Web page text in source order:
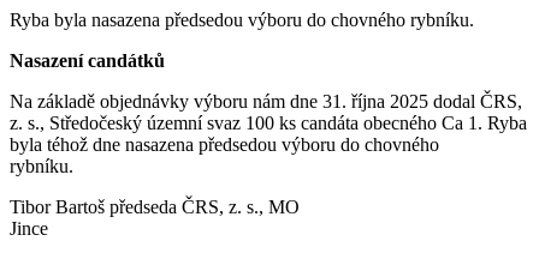
Ryba byla nasazena předsedou výboru do chovného rybníku.
Nasazení candátků
Na základě objednávky výboru nám dne 31. října 2025 dodal ČRS,
z. s., Středočeský územní svaz 100 ks candáta obecného Ca 1. Ryba
byla téhož dne nasazena předsedou výboru do chovného
rybníku.
Tibor Bartoš předseda ČRS, z. s., MO